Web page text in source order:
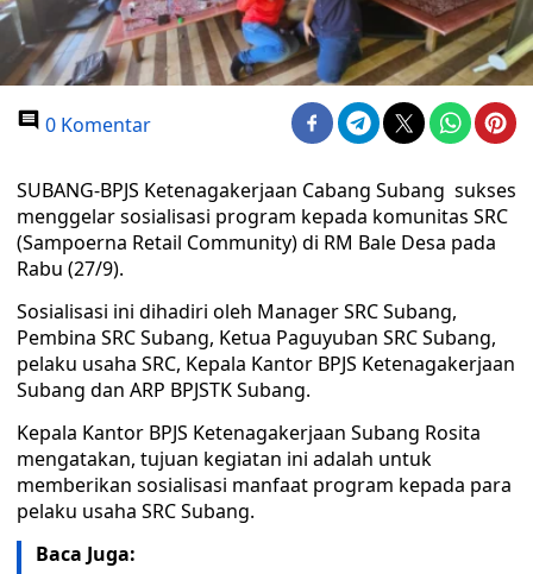
0 Komentar
SUBANG-BPJS Ketenagakerjaan Cabang Subang sukses
menggelar sosialisasi program kepada komunitas SRC
(Sampoerna Retail Community) di RM Bale Desa pada
Rabu (27/9).
Sosialisasi ini dihadiri oleh Manager SRC Subang,
Pembina SRC Subang, Ketua Paguyuban SRC Subang,
pelaku usaha SRC, Kepala Kantor BPJS Ketenagakerjaan
Subang dan ARP BPJSTK Subang.
Kepala Kantor BPJS Ketenagakerjaan Subang Rosita
mengatakan, tujuan kegiatan ini adalah untuk
memberikan sosialisasi manfaat program kepada para
pelaku usaha SRC Subang.
Baca Juga: